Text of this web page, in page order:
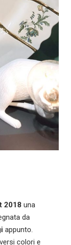
2018 una
da
appunto.
colori e